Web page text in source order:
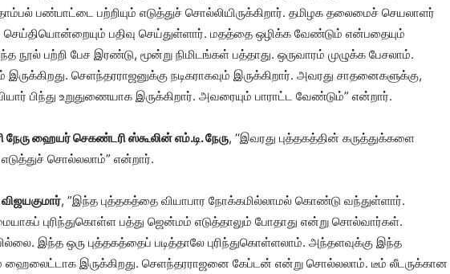
பண்பாட்டை பற்றியும் எடுத்துச் சொல்லியிருக்கிறார். தமிழக தலைமைச் செயலாளர்
பதிவு செய்துள்ளார். மதத்தை ஒழிக்க வேண்டும் என்பதையும்
நூல் பற்றி பேச இரண்டு, மூன்று நிமிடங்கள் பத்தாது. ஒருவாரம் முழுக்க பேசலாம்.
செளந்தரராஜனுக்கு நடிகராகவும் இருக்கிறார். அவரது சாதனைகளுக்கு,
பிந்து உறுதுணையாக இருக்கிறார். அவரையும் பாராட்ட வேண்டும்” என்றார்.
ஹையர் செகண்டரி ஸ்கூலின் எம்.டி. நேரு, ‘‘இவரது புத்தகத்தின் கருத்துக்களை
எடுத்துச் சொல்லலாம்” என்றார்.
விஜயகுமார், ”இந்த புத்தகத்தை வியாபார நோக்கமில்லாமல் கொண்டு வந்துள்ளார்.
புரிந்துகொள்ள பத்து ஜென்மம் எடுத்தாலும் போதாது என்று சொல்வார்கள்.
இந்த ஒரு புத்தகத்தைப் படித்தாலே புரிந்துகொள்ளலாம். அந்தளவுக்கு இந்த
ஹைலைட்டாக இருக்கிறது. செளந்தரராஜனை கேப்டன் என்று சொல்லலாம். டீம் லீடருக்கான